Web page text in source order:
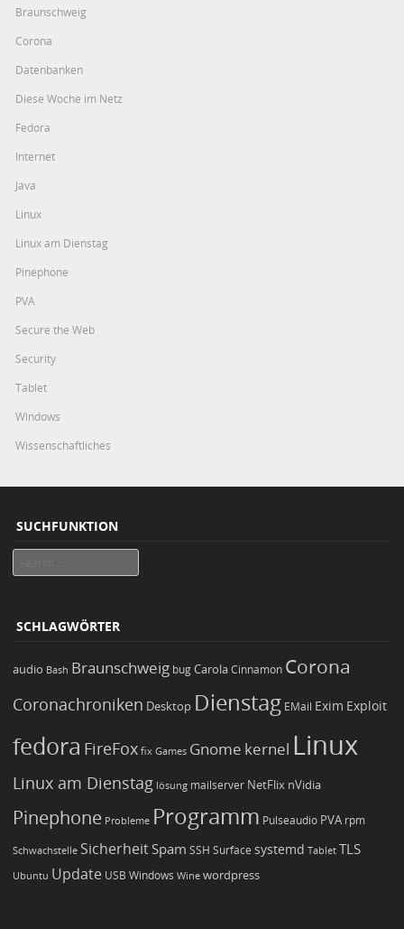
Braunschweig
Corona
Datenbanken
Diese Woche im Netz
Fedora
Internet
Java
Linux
Linux am Dienstag
Pinephone
PVA
Secure the Web
Security
Tablet
Windows
Wissenschaftliches
SUCHFUNKTION
SCHLAGWÖRTER
audio Bash Braunschweig bugCarola Cinnamon Corona
Coronachroniken Desktop Dienstag EMail Exim Exploit
fedora FireFox fix Games Gnome kernel Linux
Linux am Dienstag lösung mailserver NetFlix nVidia
Pinephone Probleme Programm Pulseaudio PVA rpm
Schwachstelle Sicherheit Spam SSH Surface systemd Tablet TLS
Ubuntu Update USB Windows Wine wordpress